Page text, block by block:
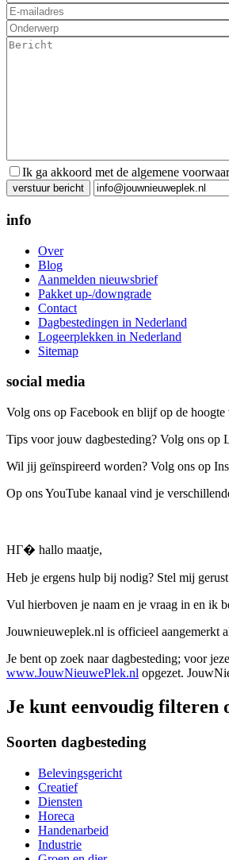
Ik ga akkoord met de algemene
Gelieve dit veld leeg te laten.
info
Over
Blog
Aanmelden nieuwsbrief
Pakket up-/downgrade
Contact
Dagbestedingen in Nederland
Logeerplekken in Nederland
Sitemap
social media
Volg ons op Facebook en blijf op de
Tips voor jouw dagbesteding? Volg ons op
Wil jij geïnspireerd worden? Volg ons op
Op ons YouTube kanaal vind je
HГ� hallo maatje,
Heb je ergens hulp bij nodig? Stel mij
Vul hierboven je naam en je vraag in en ik
Jouwnieuweplek.nl is officieel aangemerkt
Je bent op zoek naar dagbesteding; voor
www.JouwNieuwePlek.nl opgezet.
Je kunt eenvoudig filteren
Soorten dagbesteding
Belevingsgericht
Creatief
Diensten
Horeca
Handenarbeid
Industrie